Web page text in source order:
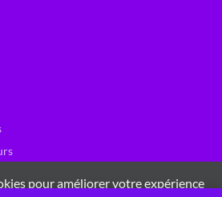
pour améliorer votre expérience